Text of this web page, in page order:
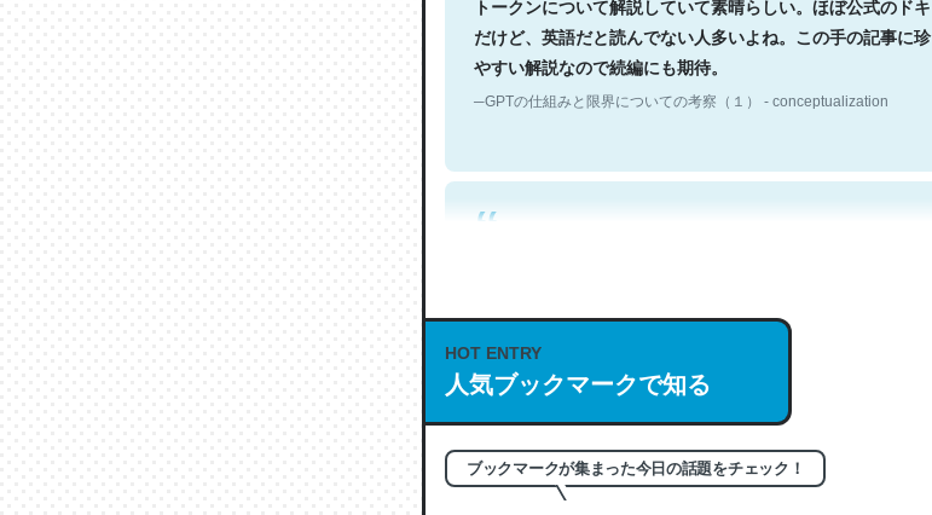
だけど、英語だと読んでない人多いよね。この手の記事に
やすい解説なので続編にも期待。
─GPTの仕組みと限界についての考察（１） - conceptualization
これは良記事。32768トークンだと英語小説100ページ分く
の伏線」は回収されないけど、短期記憶というには多い分
HOT ENTRY
人気ブックマークで知る
ブックマークが集まった今日の話題をチェック！